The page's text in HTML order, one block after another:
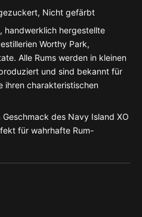
Nicht gefärbt
handwerklich hergestellte
Worthy Park,
Alle Rums werden in kleinen
und sind bekannt für
ihren charakteristischen
des Navy Island XO
für wahrhafte Rum-